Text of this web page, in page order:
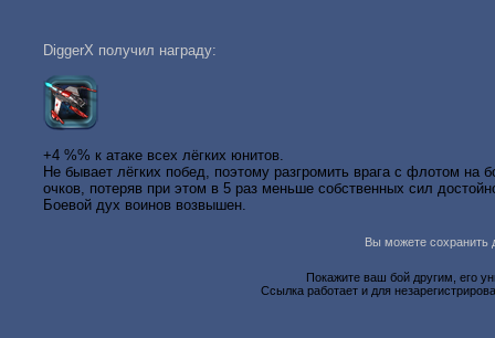
DiggerX получил награду:
+4 %% к атаке всех лёгких юнитов.
Не бывает лёгких побед, поэтому разгромить врага с флотом на
очков, потеряв при этом в 5 раз меньше собственных сил
Боевой дух воинов возвышен.
Вы можете сохранить
Покажите ваш бой другим, его
Ссылка работает и для